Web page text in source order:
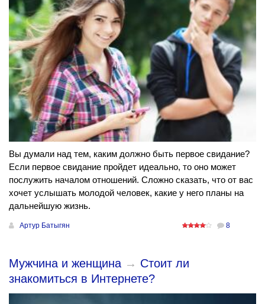
Вы думали над тем, каким должно быть первое свидание?
Если первое свидание пройдет идеально, то оно может
послужить началом отношений. Сложно сказать, что от вас
хочет услышать молодой человек, какие у него планы на
дальнейшую жизнь.
Артур Батыгян 8
Мужчина и женщина → Стоит ли
знакомиться в Интернете?